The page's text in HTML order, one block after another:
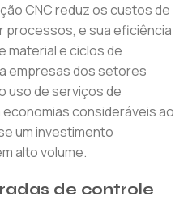
CNC reduz os custos de
processos, e sua eficiência
material e ciclos de
empresas dos setores
uso de serviços de
consideráveis ​​ao
um investimento
alto volume.
de controle